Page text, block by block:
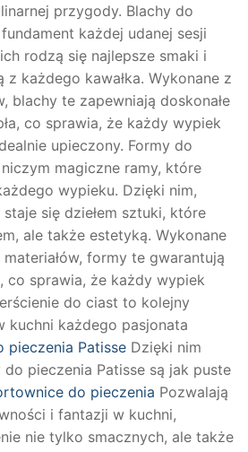
przygody. Blachy do
każdej udanej sesji
rodzą się najlepsze smaki i
z każdego kawałka. Wykonane z
blachy te zapewniają doskonałe
co sprawia, że każdy wypiek
upieczony. Formy do
magiczne ramy, które
wypieku. Dzięki nim,
się dziełem sztuki, które
ale także estetyką. Wykonane
formy te gwarantują
co sprawia, że każdy wypiek
do ciast to kolejny
kuchni każdego pasjonata
pieczenia Patisse Dzięki nim
pieczenia Patisse są jak puste
do pieczenia Pozwalają
i fantazji w kuchni,
nie tylko smacznych, ale także